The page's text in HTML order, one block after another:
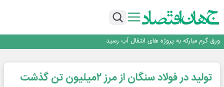
مدیرعامل جدید آلومینای ایران منصوب شد
رونمایی فولاد غدیر نی ریز از سامانه ی « آقای پولاد»
نمایشگاهی برگزار می‌شود
عرضه اولیه احیا استیل فولاد بافت
تولید در فولاد سنگان از مرز ۲میلیون تن گذشت